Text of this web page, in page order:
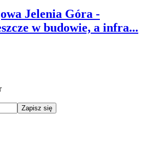
Jelenia Góra -
w budowie, a infra...
Zapisz się